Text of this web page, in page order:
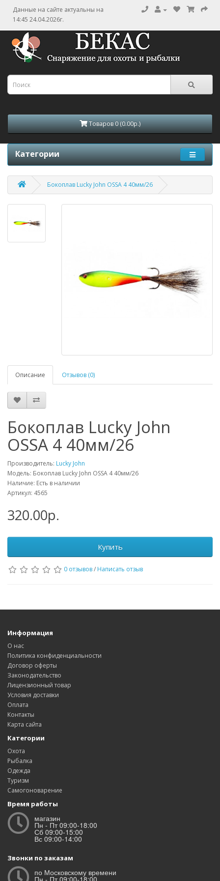
Данные на сайте актуальны на
14:45 24.04.2026г.
Товаров 0 (0.00р.)
Категории
Бокоплав Lucky John OSSA 4 40мм/26
Описание Отзывов (0)
Бокоплав Lucky John
OSSA 4 40мм/26
Производитель: Lucky John
Модель: Бокоплав Lucky John OSSA 4 40мм/26
Наличие: Есть в наличии
Артикул: 4565
320.00р.
Купить
0 отзывов/ Написать отзыв
Информация
О нас
Политика конфиденциальности
Договор оферты
Законодательство
Лицензионный товар
Условия доставки
Оплата
Контакты
Карта сайта
Категории
Охота
Рыбалка
Одежда
Туризм
Самогоноварение
Время работы
магазин
Пн - Пт 09:00-18:00
Сб 09:00-15:00
Вс 09:00-14:00
Звонки по заказам
по Московскому времени
Пн - Пт 09:00-18:00